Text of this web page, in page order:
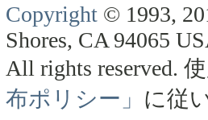
Copyright © 1993,
Shores, CA 94065
All rights reserved.
布ポリシー」 に従